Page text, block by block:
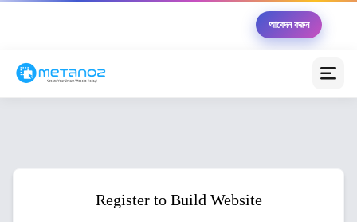
আবেদন করুন
Register to Build Website
মেটানোজ এআই অ্যাসিস্ট্যান্ট
অনলাইন (আপনাকে সাহায্য করতে প্রস্তুত)